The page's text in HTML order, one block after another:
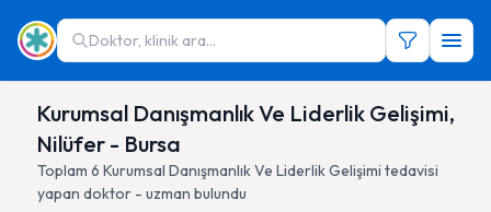
Doktor, klinik ara...
Kurumsal Danışmanlık Ve Liderlik Gelişimi,
Nilüfer - Bursa
Toplam 6 Kurumsal Danışmanlık Ve Liderlik Gelişimi tedavisi
yapan doktor - uzman bulundu